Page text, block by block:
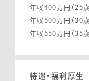
年収400万円（25
年収500万円（30
年収550万円（35
待遇・福利厚生